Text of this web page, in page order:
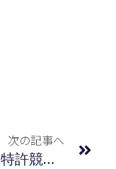
次の記事へ
最新の特許競争力指標（ＹＫ値）による企業ランキング／2022年9月度